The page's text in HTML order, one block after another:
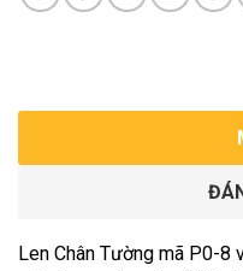
Len Chân Tường mã P0-8